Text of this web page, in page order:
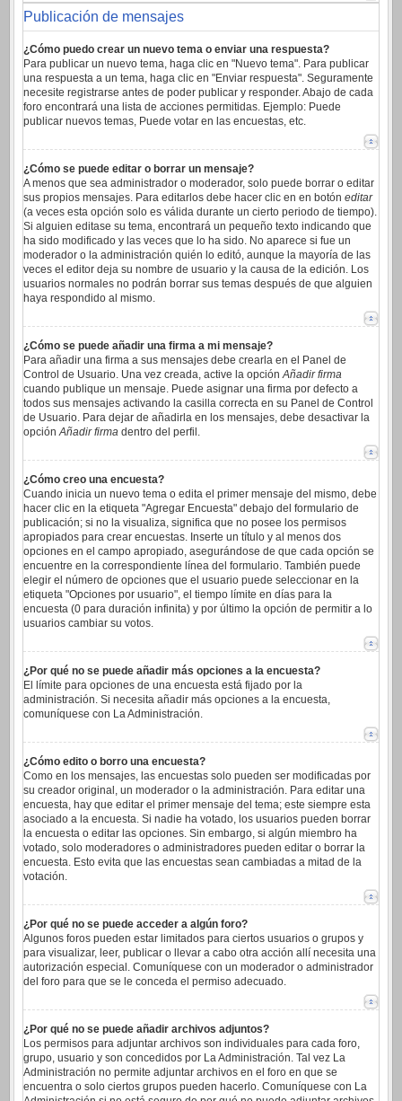
Publicación de mensajes
¿Cómo puedo crear un nuevo tema o enviar una respuesta?
Para publicar un nuevo tema, haga clic en "Nuevo tema". Para publicar
una respuesta a un tema, haga clic en "Enviar respuesta". Seguramente
necesite registrarse antes de poder publicar y responder. Abajo de cada
foro encontrará una lista de acciones permitidas. Ejemplo: Puede
publicar nuevos temas, Puede votar en las encuestas, etc.
¿Cómo se puede editar o borrar un mensaje?
A menos que sea administrador o moderador, solo puede borrar o editar
sus propios mensajes. Para editarlos debe hacer clic en en botón editar
(a veces esta opción solo es válida durante un cierto periodo de tiempo).
Si alguien editase su tema, encontrará un pequeño texto indicando que
ha sido modificado y las veces que lo ha sido. No aparece si fue un
moderador o la administración quién lo editó, aunque la mayoría de las
veces el editor deja su nombre de usuario y la causa de la edición. Los
usuarios normales no podrán borrar sus temas después de que alguien
haya respondido al mismo.
¿Cómo se puede añadir una firma a mi mensaje?
Para añadir una firma a sus mensajes debe crearla en el Panel de
Control de Usuario. Una vez creada, active la opciónAñadir firma
cuando publique un mensaje. Puede asignar una firma por defecto a
todos sus mensajes activando la casilla correcta en su Panel de Control
de Usuario. Para dejar de añadirla en los mensajes, debe desactivar la
opciónAñadir firma dentro del perfil.
¿Cómo creo una encuesta?
Cuando inicia un nuevo tema o edita el primer mensaje del mismo, debe
hacer clic en la etiqueta "Agregar Encuesta" debajo del formulario de
publicación; si no la visualiza, significa que no posee los permisos
apropiados para crear encuestas. Inserte un título y al menos dos
opciones en el campo apropiado, asegurándose de que cada opción se
encuentre en la correspondiente línea del formulario. También puede
elegir el número de opciones que el usuario puede seleccionar en la
etiqueta "Opciones por usuario", el tiempo límite en días para la
encuesta (0 para duración infinita) y por último la opción de permitir a lo
usuarios cambiar su votos.
¿Por qué no se puede añadir más opciones a la encuesta?
El límite para opciones de una encuesta está fijado por la
administración. Si necesita añadir más opciones a la encuesta,
comuníquese con La Administración.
¿Cómo edito o borro una encuesta?
Como en los mensajes, las encuestas solo pueden ser modificadas por
su creador original, un moderador o la administración. Para editar una
encuesta, hay que editar el primer mensaje del tema; este siempre esta
asociado a la encuesta. Si nadie ha votado, los usuarios pueden borrar
la encuesta o editar las opciones. Sin embargo, si algún miembro ha
votado, solo moderadores o administradores pueden editar o borrar la
encuesta. Esto evita que las encuestas sean cambiadas a mitad de la
votación.
¿Por qué no se puede acceder a algún foro?
Algunos foros pueden estar limitados para ciertos usuarios o grupos y
para visualizar, leer, publicar o llevar a cabo otra acción allí necesita una
autorización especial. Comuníquese con un moderador o administrador
del foro para que se le conceda el permiso adecuado.
¿Por qué no se puede añadir archivos adjuntos?
Los permisos para adjuntar archivos son individuales para cada foro,
grupo, usuario y son concedidos por La Administración. Tal vez La
Administración no permite adjuntar archivos en el foro en que se
encuentra o solo ciertos grupos pueden hacerlo. Comuníquese con La